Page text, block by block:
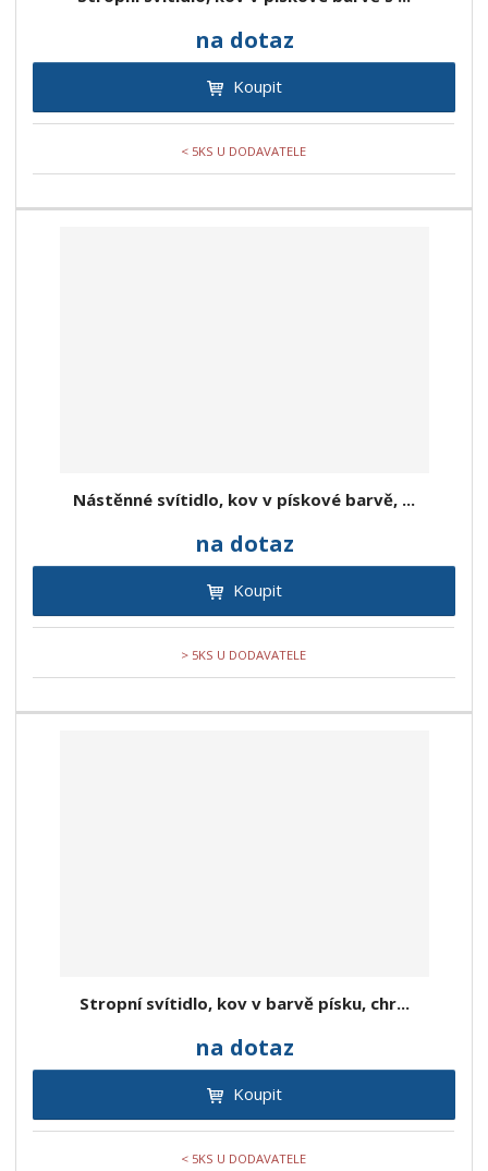
na dotaz
Koupit
< 5KS U DODAVATELE
Nástěnné svítidlo, kov v pískové barvě, ...
na dotaz
Koupit
> 5KS U DODAVATELE
Stropní svítidlo, kov v barvě písku, chr...
na dotaz
Koupit
< 5KS U DODAVATELE